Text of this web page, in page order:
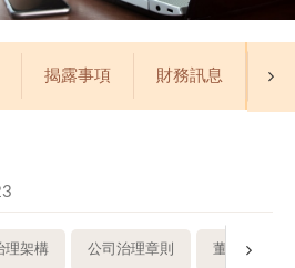
揭露事項 財務訊息 公
理架構 公司治理章則 董事會